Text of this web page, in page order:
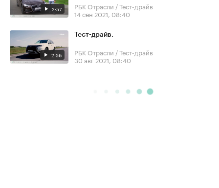
2:57
РБК Отрасли / Тест-драйв
14 сен 2021, 08:40
2:56
Тест-драйв.
РБК Отрасли / Тест-драйв
30 авг 2021, 08:40